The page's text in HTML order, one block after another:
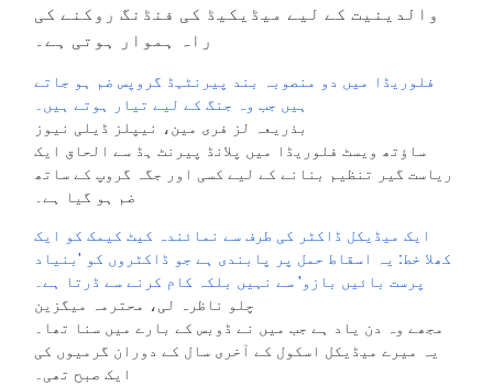
والدینیت کے لیے میڈیکیڈ کی فنڈنگ روکنے کی
راہ ہموار ہوتی ہے۔
فلوریڈا میں دو منصوبہ بند پیرنٹہڈ گروپس ضم ہو جاتے
ہیں جب وہ جنگ کے لیے تیار ہوتے ہیں۔
بذریعہ لز فری مین، نیپلز ڈیلی نیوز
ساؤتھ ویسٹ فلوریڈا میں پلانڈ پیرنٹ ہڈ سے الحاق ایک
ریاست گیر تنظیم بنانے کے لیے کسی اور جگہ گروپ کے ساتھ
ضم ہو گیا ہے۔
ایک میڈیکل ڈاکٹر کی طرف سے نمائندہ کیٹ کیمک کو ایک
کھلا خط: یہ اسقاط حمل پر پابندی ہے جو ڈاکٹروں کو 'بنیاد
پرست بائیں بازو' سے نہیں بلکہ کام کرنے سے ڈرتا ہے۔
چلو ناظرہ لی، محترمہ میگزین
مجھے وہ دن یاد ہے جب میں نے ڈوبس کے بارے میں سنا تھا۔
یہ میرے میڈیکل اسکول کے آخری سال کے دوران گرمیوں کی
ایک صبح تھی۔